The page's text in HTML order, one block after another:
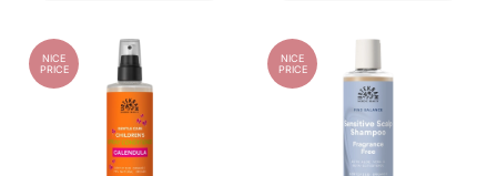
NICE
PRICE
NICE
PRICE